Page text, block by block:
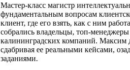
Мастер-класс магистр
фундаментальным вопросам
клиент, где его взять, как с ним
собрались владельцы, топ-
калининградских компаний. Максим
сдабривая ее реальными кейсами,
заданиями.